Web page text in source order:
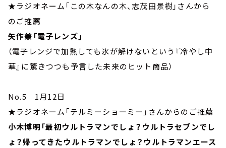
★ラジオネーム「この木なんの木、志茂田景樹」さんから
のご推薦
矢作兼「電子レンズ」
（電子レンジで加熱しても氷が解けないという『冷やし中
華』に驚きつつも予言した未来のヒット商品）
No.5 1月12日
★ラジオネーム「テルミーショーミー」さんからのご推薦
小木博明「最初ウルトラマンでしょ？ウルトラセブンでし
ょ？帰ってきたウルトラマンでしょ？ウルトラマンエース